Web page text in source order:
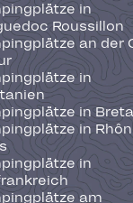
in
Roussillon
an der
in
in
in
in
am